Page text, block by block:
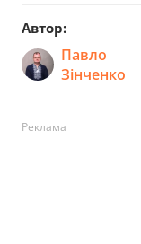
Автор:
Павло
Зінченко
Реклама